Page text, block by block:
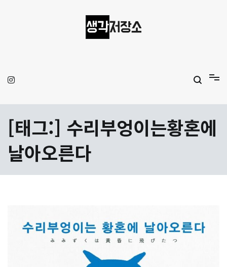
[태그:] 수리부엉이는황혼에
날아오른다